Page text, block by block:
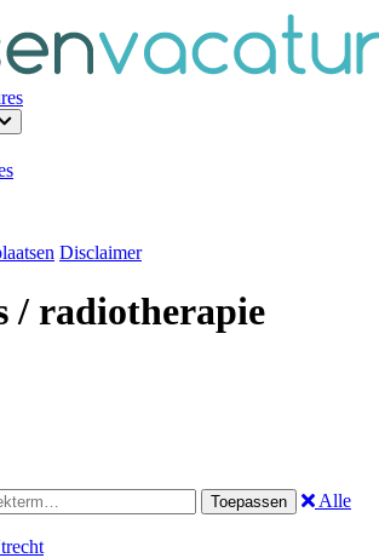
Disclaimer
/ radiotherapie
Toepassen
Alle